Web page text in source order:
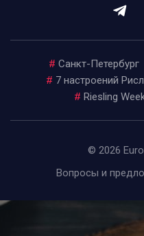
# Санкт-Петербург
# 7 настроений
# Riesling
© 2026
Вопросы и